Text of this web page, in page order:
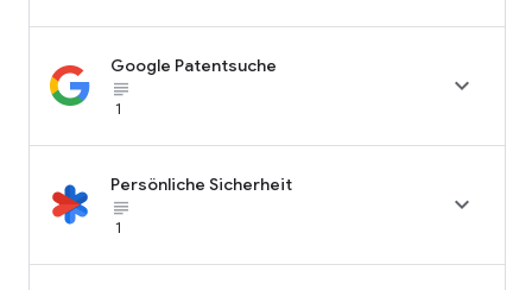
Google Patentsuche
subject_black
1

Persönliche Sicherheit
subject_black
1
